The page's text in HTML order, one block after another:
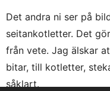
Det andra ni ser på
seitankotletter. Det
från vete. Jag älskar
bitar, till kotletter,
såklart.